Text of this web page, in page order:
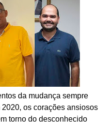
da mudança sempre
os corações ansiosos
torno do desconhecido